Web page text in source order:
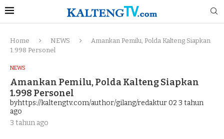
Home NEWS
Amankan Pemilu, Polda Kalteng Siapkan
1.998 Personel
NEWS
Amankan Pemilu, Polda Kalteng Siapkan
1.998 Personel
byhttps://kaltengtv.com/author/gilang/redaktur 02 3 tahun
ago
3 tahun ago